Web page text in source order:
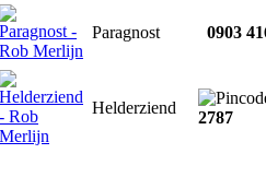
Paragnost 0903
Helderziend
2787